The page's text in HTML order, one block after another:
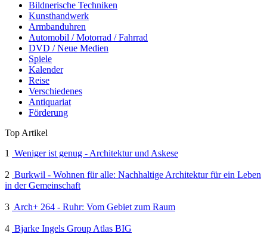
Bildnerische Techniken
Kunsthandwerk
Armbanduhren
Automobil / Motorrad / Fahrrad
DVD / Neue Medien
Spiele
Kalender
Reise
Verschiedenes
Antiquariat
Förderung
Top Artikel
1
Weniger ist genug - Architektur und Askese
2 Burkwil - Wohnen für alle: Nachhaltige Architektur für ein Leben
in der Gemeinschaft
3 Arch+ 264 - Ruhr: Vom Gebiet zum Raum
4 Bjarke Ingels Group Atlas BIG